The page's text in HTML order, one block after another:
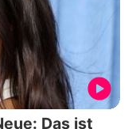
Das ist